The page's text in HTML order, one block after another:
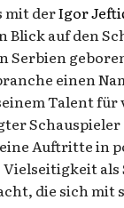
mit derIgor
Blick auf den
Serbien
einen
Talent
Auftritte in
Vielseitigkeit
die sich mit